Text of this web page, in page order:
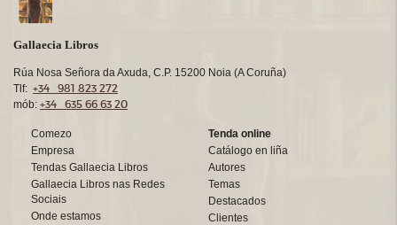
Gallaecia Libros
Rúa Nosa Señora da Axuda, C.P. 15200 Noia (A Coruña)
Tlf: +34 981 823 272
mób: +34 635 66 63 20
Comezo
Empresa
Tendas Gallaecia Libros
Gallaecia Libros nas Redes
Sociais
Onde estamos
Tenda online
Catálogo en liña
Autores
Temas
Destacados
Clientes